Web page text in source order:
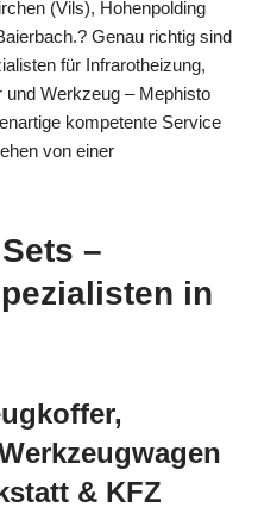
(Vils), Hohenpolding
Genau richtig sind
für Infrarotheizung,
Werkzeug – Mephisto
kompetente Service
von einer
–
in
& KFZ